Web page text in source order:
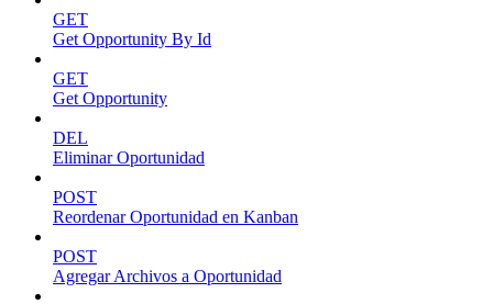
GET
Get Opportunity By Id
GET
Get Opportunity
DEL
Eliminar Oportunidad
POST
Reordenar Oportunidad en Kanban
POST
Agregar Archivos a Oportunidad